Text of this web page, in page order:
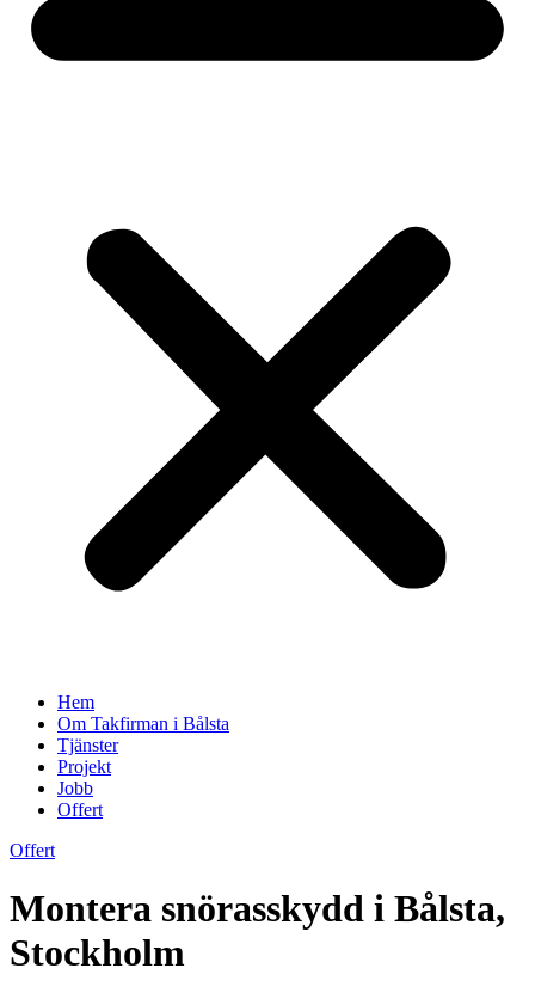
Hem
Om Takfirman i Bålsta
Tjänster
Projekt
Jobb
Offert
Offert
Montera snörasskydd i Bålsta,
Stockholm